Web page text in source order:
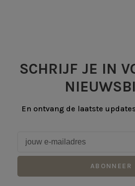
SCHRIJF JE IN
En ontvang de laatste
ABONNEER